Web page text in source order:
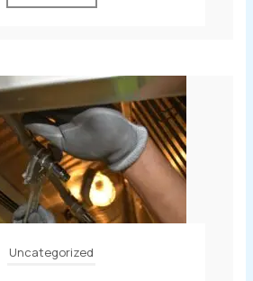
Uncategorized